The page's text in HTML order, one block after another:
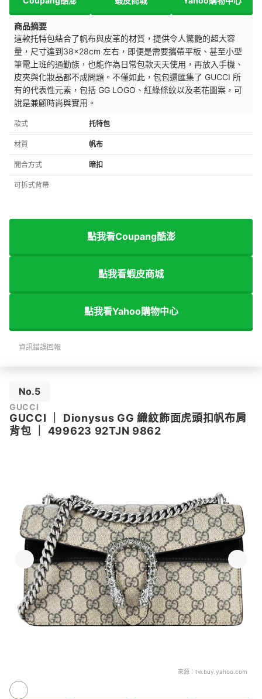
商品摘要
這款托特包結合了帆布與皮革的材質，提供令人驚艷的超大容
量，尺寸達到38×28cm 左右，即便是需要攜帶平板、甚至小型
筆電上班的通勤族，也能作為日常包款天天使用，再放入手機、
皮夾與化妝品都不成問題。不僅如此，包包還匯集了 GUCCI 所
有的代表性元素，包括 GG LOGO、紅綠條紋以及老花圖案，可
說是兼顧時尚與實用。
款式 托特包
材質 帆布
開合方式 暗扣
可拆式背帶
點我看Coupang酷澎
點我看蝦皮商城
點我看Yahoo購物中心
資訊錯誤回報
No.5
GUCCI
GUCCI
Dionysus GG 織紋飾面虎頭扣帆布肩
背包
499623 92TJN 9862
來源： tw.buy.yahoo.com